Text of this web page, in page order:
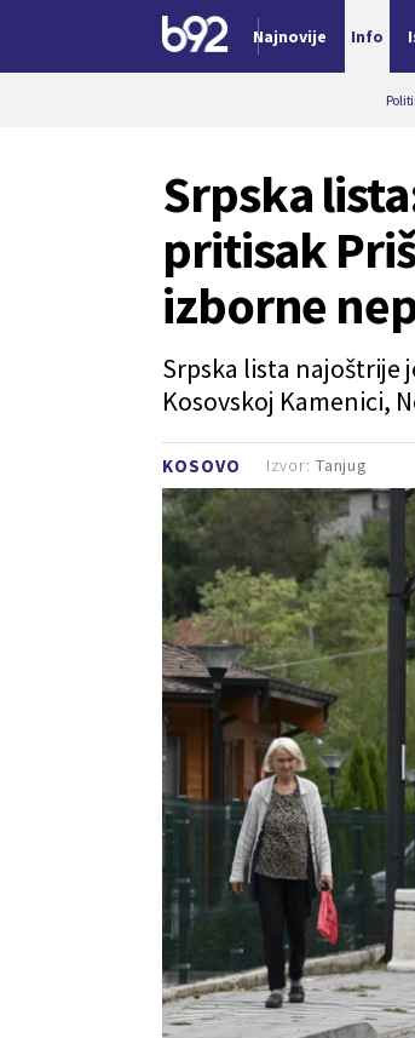
Najnovije Info
KOSOVO
Srpska
pritisak
izborne
Srpska lista najoštrije
Kosovskoj Kamenici,
Izvor: Tanjug